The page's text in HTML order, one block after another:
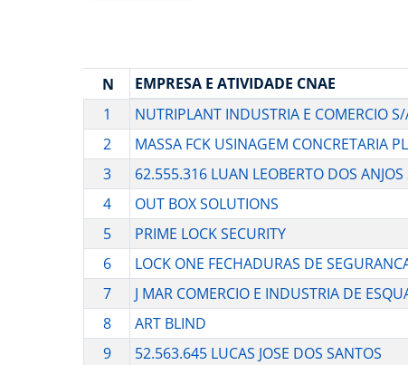
N EMPRESA E ATIVIDADE CNAE
1
NUTRIPLANT INDUSTRIA E COMERCIO
2
MASSA FCK USINAGEM CONCRETARIA
3
62.555.316 LUAN LEOBERTO DOS ANJOS
4
OUT BOX SOLUTIONS
5
PRIME LOCK SECURITY
6
LOCK ONE FECHADURAS DE
7
J MAR COMERCIO E INDUSTRIA DE
8
ART BLIND
9
52.563.645 LUCAS JOSE DOS SANTOS